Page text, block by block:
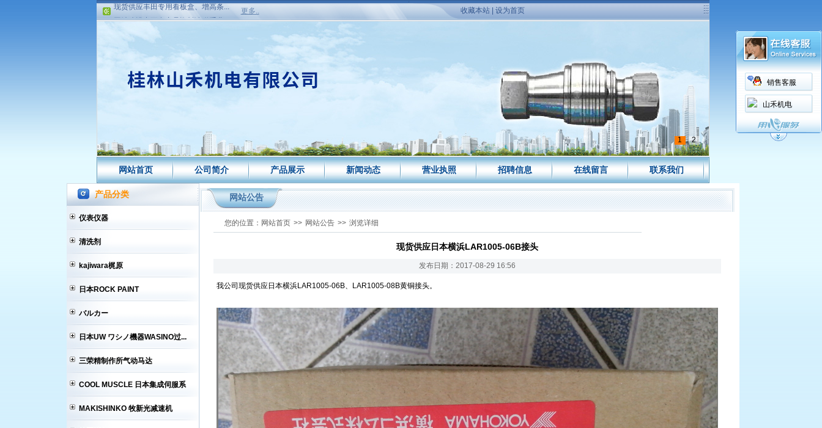
销售客服
山禾机电
网站建设中更多产品资料请联系业...
现货供应日本横浜接头HTW10-08高...
现货供应日本横浜LAR1005-08B接...
现货供应日本横浜LAR1005-06B接...
现货供应丰田专用看板盒、增高条...
网站建设中更多产品资料请联系业...
更多.. 收藏本站| 设为首页
1 2
网站首页 公司简介 产品展示 新闻动态 营业执照 招聘信息 在线留言 联系我们
产品分类
仪表仪器
清洗剂
kajiwara梶原
日本ROCK PAINT
バルカー
日本UW ワシノ機器WASINO过...
三荣精制作所气动马达
COOL MUSCLE 日本集成伺服系
MAKISHINKO 牧新光减速机
网站公告
您的位置： 网站首页 >> 网站公告 >> 浏览详细
现货供应日本横浜LAR1005-06B接头
发布日期：2017-08-29 16:56
我公司现货供应日本横浜LAR1005-06B、LAR1005-08B黄铜接头。